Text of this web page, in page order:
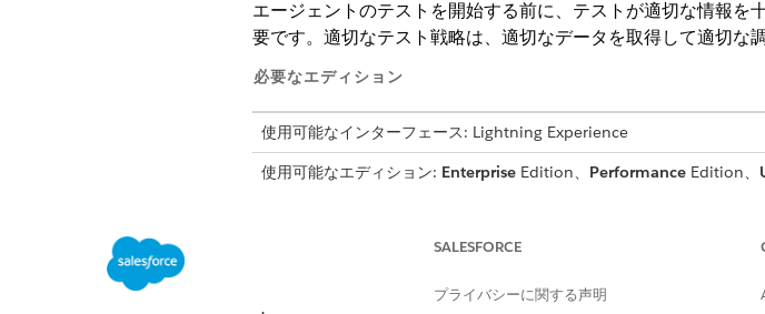
エージェントのテストを開始する前に、テストが適切な情報
要です。適切なテスト戦略は、適切なデータを取得して適切な
必要なエディション
使用可能なインターフェース: Lightning Experience
使用可能なエディション: EnterpriseEdition、 PerformanceEdition、
AI エージェントは確定的表現と非確定的推論を組み合わせる
Agentforce Builder での手動テストと Agentforce テストセン
SALESFORCE
プライバシーに関する声明